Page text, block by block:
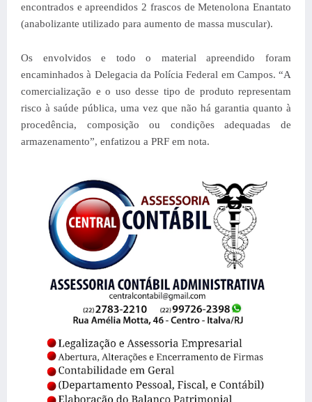
encontrados e apreendidos 2 frascos de Metenolona Enantato
(anabolizante utilizado para aumento de massa muscular).
Os envolvidos e todo o material apreendido foram
encaminhados à Delegacia da Polícia Federal em Campos. “A
comercialização e o uso desse tipo de produto representam
risco à saúde pública, uma vez que não há garantia quanto à
procedência, composição ou condições adequadas de
armazenamento”, enfatizou a PRF em nota.